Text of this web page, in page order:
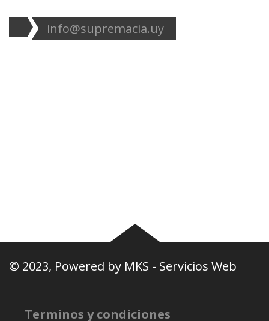
info@supremacia.uy
© 2023, Powered by MKS - Servicios Web
Terminos y condiciones